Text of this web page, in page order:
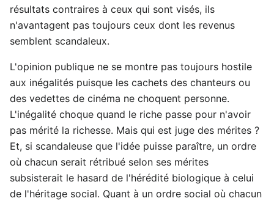
résultats contraires à ceux qui sont visés, ils
n'avantagent pas toujours ceux dont les revenus
semblent scandaleux.
L'opinion publique ne se montre pas toujours hostile
aux inégalités puisque les cachets des chanteurs ou
des vedettes de cinéma ne choquent personne.
L'inégalité choque quand le riche passe pour n'avoir
pas mérité la richesse. Mais qui est juge des mérites ?
Et, si scandaleuse que l'idée puisse paraître, un ordre
où chacun serait rétribué selon ses mérites
subsisterait le hasard de l'hérédité biologique à celui
de l'héritage social. Quant à un ordre social où chacun